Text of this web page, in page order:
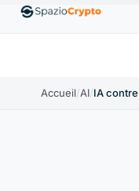
EthereumETH1 880,58
Accueil/AI/IA